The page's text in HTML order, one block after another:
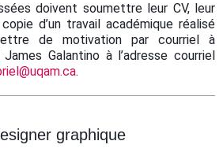
doivent soumettre leur CV, leur
d’un travail académique réalisé
lettre de motivation par courriel à
Galantino à l’adresse courriel
.
graphique